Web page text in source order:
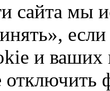
сайта мы
если
и
отключить